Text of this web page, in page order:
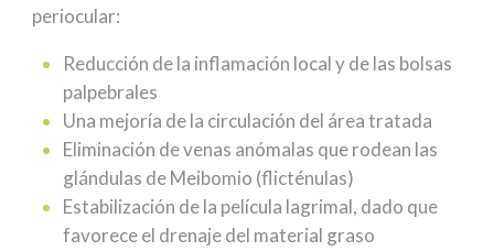
periocular:
Reducción de la inflamación local y de las bolsas
palpebrales
Una mejoría de la circulación del área tratada
Eliminación de venas anómalas que rodean las
glándulas de Meibomio (flicténulas)
Estabilización de la película lagrimal, dado que
favorece el drenaje del material graso